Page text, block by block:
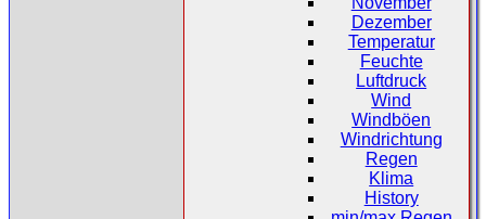
Dezember
Temperatur
Feuchte
Luftdruck
Wind
Windböen
Windrichtung
Regen
Klima
History